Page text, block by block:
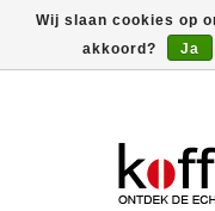
Wij slaan cookies op
akkoord?
Ja